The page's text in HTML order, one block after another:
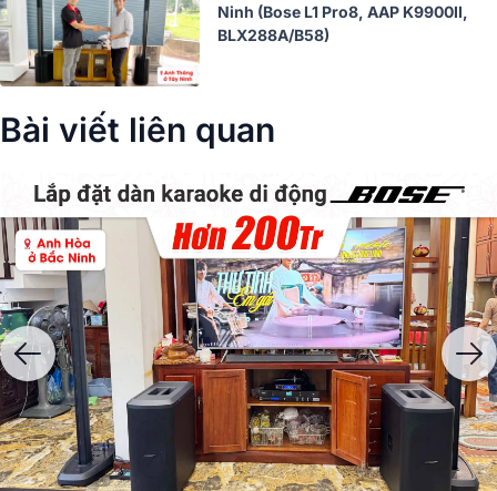
Ninh (Bose L1 Pro8, AAP K9900II,
BLX288A/B58)
Bài viết liên quan